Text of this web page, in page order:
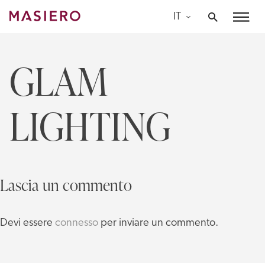
Skip
IT
GLAM
LIGHTING
Lascia un commento
Devi essere connesso per inviare un commento.